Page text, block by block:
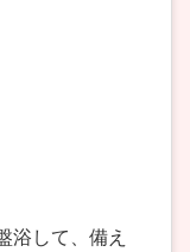
浴して、備え